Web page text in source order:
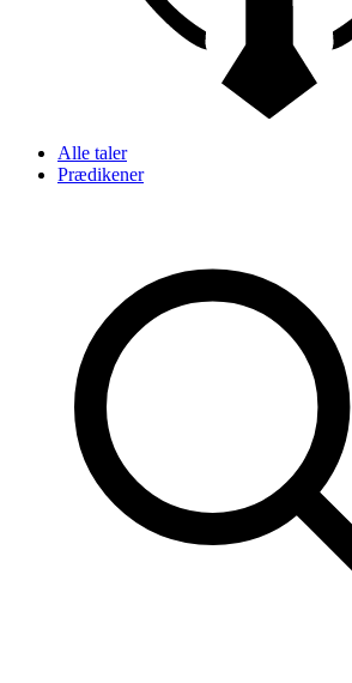
Alle taler
Prædikener